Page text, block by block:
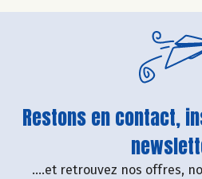
Restons en contact,
....et retrouvez nos offres,